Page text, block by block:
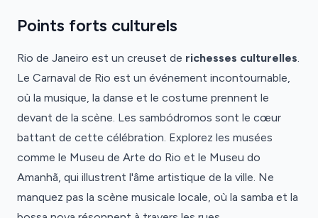
Points forts culturels
Rio de Janeiro est un creuset de richesses culturelles.
Le Carnaval de Rio est un événement incontournable,
où la musique, la danse et le costume prennent le
devant de la scène. Les sambódromos sont le cœur
battant de cette célébration. Explorez les musées
comme le Museu de Arte do Rio et le Museu do
Amanhã, qui illustrent l'âme artistique de la ville. Ne
manquez pas la scène musicale locale, où la samba et la